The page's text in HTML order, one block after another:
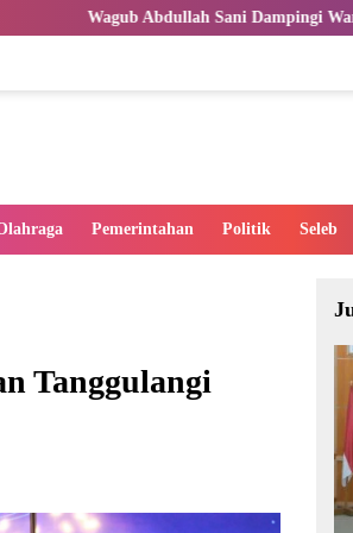
Sani Dampingi Wamen Dikdasmen RI
Pemerintahan Politik Seleb
Tanggulangi